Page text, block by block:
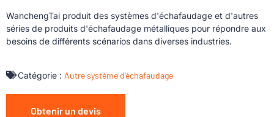
WanchengTai produit des systèmes d'échafaudage et d'autres
séries de produits d'échafaudage métalliques pour répondre aux
besoins de différents scénarios dans diverses industries.
Catégorie : Autre système d'échafaudage
Obtenir un devis